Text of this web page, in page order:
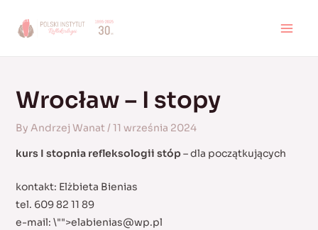
Wrocław – I stopy
By Andrzej Wanat/11 września 2024
kurs I stopnia refleksologii stóp– dla początkujących
kontakt: Elżbieta Bienias
tel. 609 82 11 89
e-mail: \"">elabienias@wp.pl